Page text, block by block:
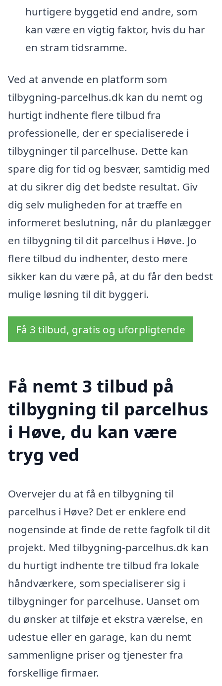
hurtigere byggetid end andre, som
kan være en vigtig faktor, hvis du har
en stram tidsramme.
Ved at anvende en platform som
tilbygning-parcelhus.dk kan du nemt og
hurtigt indhente flere tilbud fra
professionelle, der er specialiserede i
tilbygninger til parcelhuse. Dette kan
spare dig for tid og besvær, samtidig med
at du sikrer dig det bedste resultat. Giv
dig selv muligheden for at træffe en
informeret beslutning, når du planlægger
en tilbygning til dit parcelhus i Høve. Jo
flere tilbud du indhenter, desto mere
sikker kan du være på, at du får den bedst
mulige løsning til dit byggeri.
Få 3 tilbud, gratis og uforpligtende
Få nemt 3 tilbud på
tilbygning til parcelhus
i Høve, du kan være
tryg ved
Overvejer du at få en tilbygning til
parcelhus i Høve? Det er enklere end
nogensinde at finde de rette fagfolk til dit
projekt. Med tilbygning-parcelhus.dk kan
du hurtigt indhente tre tilbud fra lokale
håndværkere, som specialiserer sig i
tilbygninger for parcelhuse. Uanset om
du ønsker at tilføje et ekstra værelse, en
udestue eller en garage, kan du nemt
sammenligne priser og tjenester fra
forskellige firmaer.